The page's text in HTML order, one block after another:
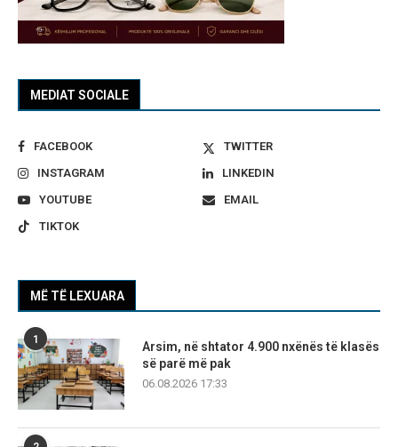
MEDIAT SOCIALE
FACEBOOK
TWITTER
INSTAGRAM
LINKEDIN
YOUTUBE
EMAIL
TIKTOK
MË TË LEXUARA
1
Arsim, në shtator 4.900 nxënës të klasës
së parë më pak
06.08.2026 17:33